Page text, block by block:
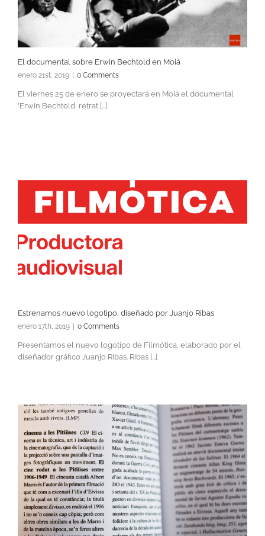
El documental sobre Erwin Bechtold en Moià
enero 21st, 2019 0 Comments
El viernes 25 de enero se proyectará en Moià el documental
'Erwin Bechtold, retrat [...]
Estrenamos nuevo logotipo, diseñado por Juanjo Ribas
enero 17th, 2019 0 Comments
Presentamos el nuevo logotipo de Filmótica, elaborado por el
diseñador gráfico Juanjo Ribas. Ribas [...]